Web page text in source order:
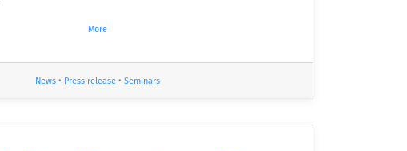
More
News • Press release • Seminars